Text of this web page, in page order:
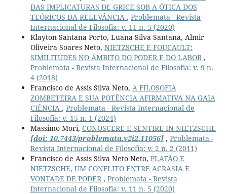
DAS IMPLICATURAS DE GRICE SOB A ÓTICA DOS
TEÓRICOS DA RELEVÂNCIA , Problemata - Revista
Internacional de Filosofia: v. 11 n. 5 (2020)
Klayton Santana Porto, Luana Silva Santana, Almir
Oliveira Soares Neto, NIETZSCHE E FOUCAULT:
SIMILITUDES NO ÂMBITO DO PODER E DO LABOR ,
Problemata - Revista Internacional de Filosofia: v. 9 n.
4 (2018)
Francisco de Assis Silva Neto, A FILOSOFIA
ZOMBETEIRA E SUA POTÊNCIA AFIRMATIVA NA GAIA
CIÊNCIA , Problemata - Revista Internacional de
Filosofia: v. 15 n. 1 (2024)
Massimo Mori, CONOSCERE E SENTIRE IN NIETZSCHE
[doi: 10.7443/problemata.v2i2.11056], Problemata -
Revista Internacional de Filosofia: v. 2 n. 2 (2011)
Francisco de Assis Silva Neto Neto, PLATÃO E
NIETZSCHE, UM CONFLITO ENTRE ACRASIA E
VONTADE DE PODER , Problemata - Revista
Internacional de Filosofia: v. 11 n. 5 (2020)